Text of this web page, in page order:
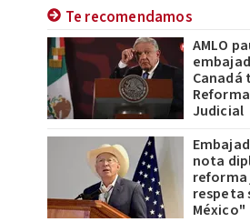
Te recomendamos
AMLO
Judicial
nota
reforma
respeta
México"